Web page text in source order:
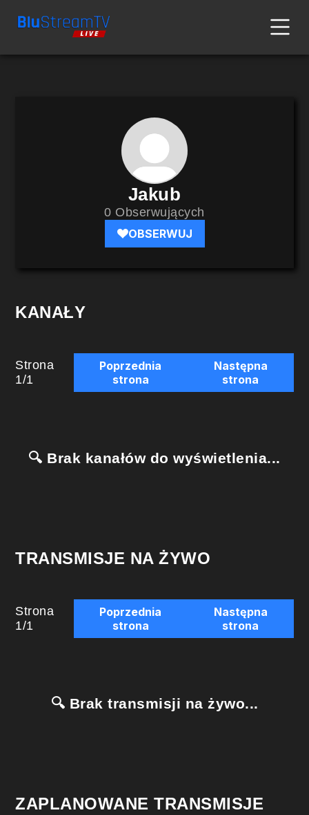
Jakub
0 Obserwujących
OBSERWUJ
KANAŁY
Strona
1/1
Poprzednia
strona
Następna
strona
🔍 Brak kanałów do wyświetlenia...
TRANSMISJE NA ŻYWO
Strona
1/1
Poprzednia
strona
Następna
strona
🔍 Brak transmisji na żywo...
ZAPLANOWANE TRANSMISJE